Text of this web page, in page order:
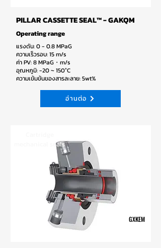
PILLAR CASSETTE SEAL™ - GAKQM
Operating range
แรงดัน: 0 - 0.8 MPaG
ความเร็วรอบ: 15 m/s
ค่า PV: 8 MPaG・m/s
อุณหภูมิ: -20 ~ 150°C
ความเข้มข้นของสารละลาย: 5wt%
อ่านต่อ
mechanical seals
GXKEM